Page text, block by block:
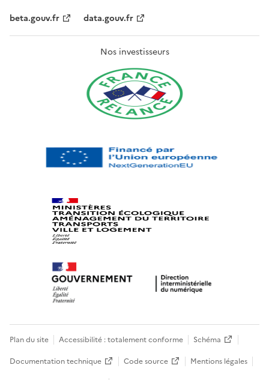
beta.gouv.fr
data.gouv.fr
Nos investisseurs
Plan du site Accessibilité : totalement conforme
Schéma
Documentation technique
Code source
Mentions légales